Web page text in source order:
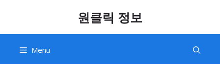
content
원클릭 정보
Menu